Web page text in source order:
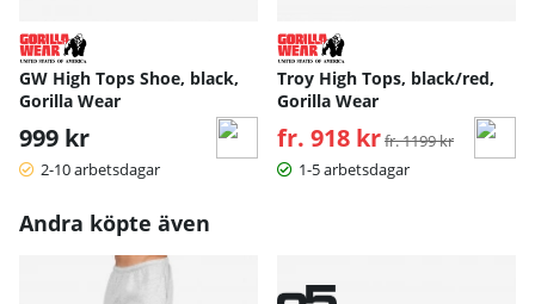
GW High Tops Shoe, black,
Gorilla Wear
999 kr
2-10 arbetsdagar
Troy High Tops, black/red,
Gorilla Wear
fr. 918 kr Ordinarie pris:
fr. 1199 kr
1-5 arbetsdagar
Andra köpte även